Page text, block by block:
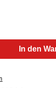
den
In den